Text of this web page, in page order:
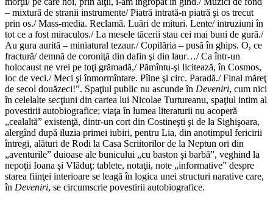
– mixtură de stranii instrumente/ Piatră intrată-n piatră şi os trecut
prin os./ Mass-media. Reclamă. Luări de mituri. Lente/ intruziuni în
tot ce a fost miraculos./ La mesele tăcerii stau cei mai buni de gură./
Au gura aurită – miniatural tezaur./ Copilăria – pusă în ghips. O, ce
fractură/ demnă de coroniţă din dafin şi din laur…/ Ca într-un
holocaust ne vrei pe toţi grămadă,/ Pămîntu-şi licitează, în Cosmos,
loc de veci./ Meci şi înmormîntare. Pîine şi circ. Paradă./ Final măreţ
de secol douăzeci!”. Spaţiul public nu ascunde în Deveniri, cum nici
în celelalte secţiuni din cartea lui Nicolae Turtureanu, spaţiul intim al
povestirii autobiografice; viaţa în lumea literaturii nu acoperă
„cealaltă” existenţă, dintr-un cort din Costineşti şi de la Sighişoara,
alergînd după iluzia primei iubiri, pentru Lia, din anotimpul fericirii
întregi, alături de Rodi la Casa Scriitorilor de la Neptun ori din
„aventurile” duioase ale bunicului „cu baston şi barbă”, veghind la
nepoţii Ioana şi Vlăduţ: tablete, notaţii, note „informative” despre
starea fiinţei interioare se leagă în logica unei structuri narative care,
în Deveniri, se circumscrie povestirii autobiografice.